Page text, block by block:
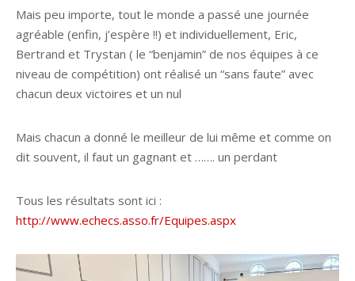
Mais peu importe, tout le monde a passé une journée
agréable (enfin, j’espère !!) et individuellement, Eric,
Bertrand et Trystan ( le “benjamin” de nos équipes à ce
niveau de compétition) ont réalisé un “sans faute” avec
chacun deux victoires et un nul
Mais chacun a donné le meilleur de lui même et comme on
dit souvent, il faut un gagnant et ……. un perdant
Tous les résultats sont ici :
http://www.echecs.asso.fr/Equipes.aspx